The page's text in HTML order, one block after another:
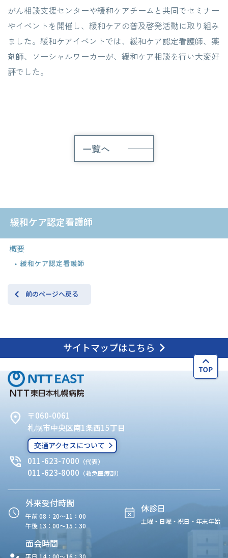
緩和ケア認定看護師
概要
緩和ケア認定看護師
前のページへ戻る
がん相談支援センターや緩和ケアチームと共同でセミナー
やイベントを開催し、緩和ケアの普及啓発活動に取り組み
ました。緩和ケアイベントでは、緩和ケア認定看護師、薬
剤師、ソーシャルワーカーが、緩和ケア相談を行い大変好
評でした。
一覧へ
サイトマップはこちら
〒060-0061
札幌市中央区南1条西15丁目
交通アクセスについて
011-623-7000 （代表）
011-623-8000 （救急医療部）
外来受付時間
午前 08：20〜11：00
午後 13：00〜15：30
休診日
土曜・日曜・祝日・年末年始
面会時間